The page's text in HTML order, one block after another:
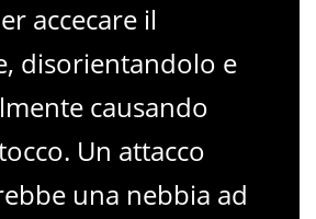
accecare il
disorientandolo e
causando
Un attacco
una nebbia ad